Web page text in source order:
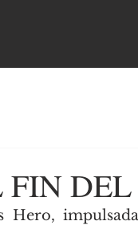
Hero,